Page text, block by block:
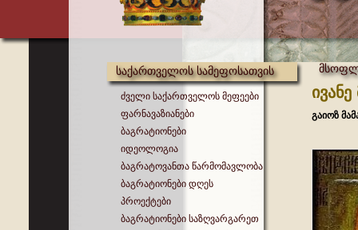
საქართველოს სამეფოსათვის
ძველი საქართველოს მეფეები
ფარნავაზიანები
ბაგრატიონები
იდეოლოგია
ბაგრატოვანთა წარმომავლობა
ბაგრატიონები დღეს
პროექტები
ბაგრატიონები საზღვარგარეთ
გაიოზ